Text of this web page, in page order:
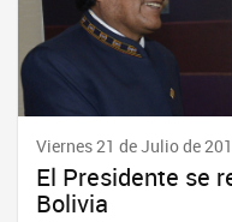
Viernes 21 de Julio de
El Presidente se
Bolivia